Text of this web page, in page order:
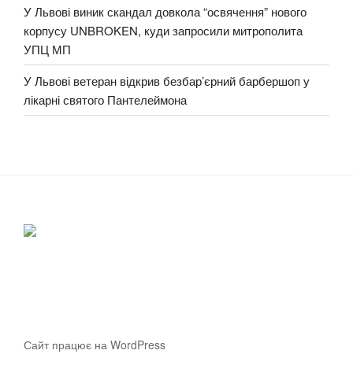
У Львові виник скандал довкола “освячення” нового
корпусу UNBROKEN, куди запросили митрополита
УПЦ МП
У Львові ветеран відкрив безбар’єрний барбершоп у
лікарні святого Пантелеймона
Сайт працює на WordPress